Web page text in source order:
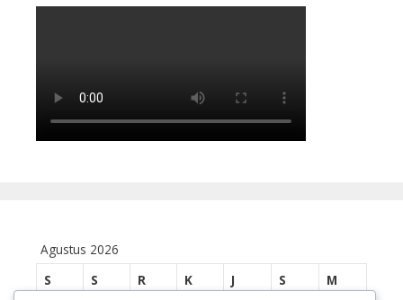
Agustus 2026
S
S R K J S
M